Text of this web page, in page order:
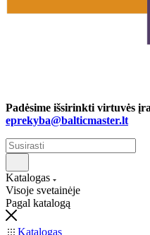
Padėsime išsirinkti virtuvės
eprekyba@balticmaster.lt
Katalogas
Visoje svetainėje
Pagal katalogą
Katalogas